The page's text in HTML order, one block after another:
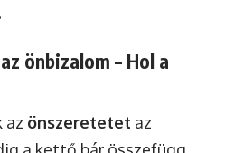
önbizalom – Hol a
az önszeretetet az